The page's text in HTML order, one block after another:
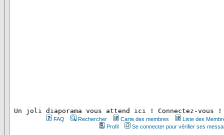
Un joli diaporama vous attend ici ! Connectez-vous !
FAQ Rechercher Carte des membres
Liste des
Profil
Se connecter pour vérifier ses